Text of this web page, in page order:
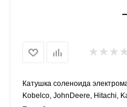
Катушка соленоида
Kobelco, JohnDeere, Hitachi,